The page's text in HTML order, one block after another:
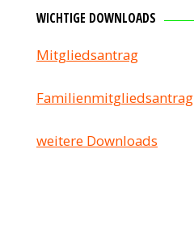
WICHTIGE DOWNLOADS
Mitgliedsantrag
Familienmitgliedsantrag
weitere Downloads